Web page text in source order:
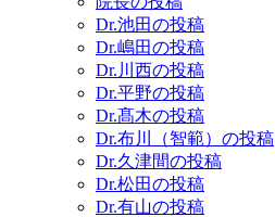
Dr.池田の投稿
Dr.嶋田の投稿
Dr.川西の投稿
Dr.平野の投稿
Dr.髙木の投稿
Dr.布川（智範）の投稿
Dr.久津間の投稿
Dr.松田の投稿
Dr.有山の投稿